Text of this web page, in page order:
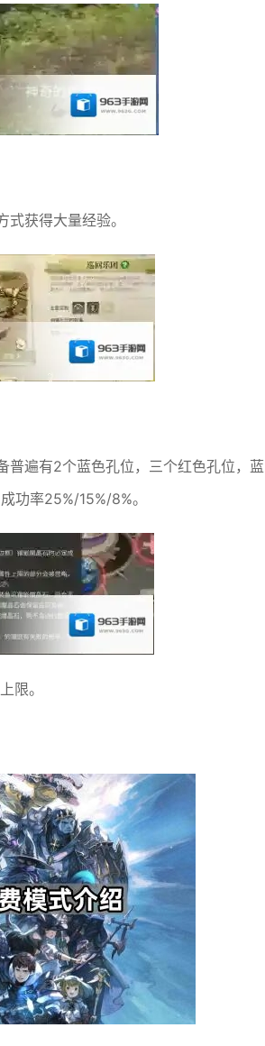
获得大量经验。
普遍有2个蓝色孔位，三个红色孔位，蓝
功率25%/15%/8%。
限。